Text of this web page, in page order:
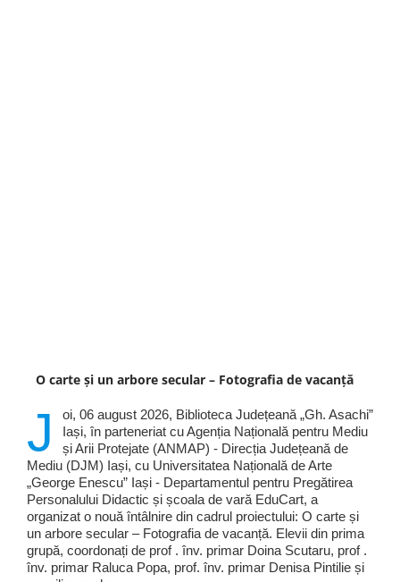
O carte și un arbore secular – Fotografia de vacanță
J
oi, 06 august 2026, Biblioteca Județeană „Gh. Asachi”
Iași, în parteneriat cu Agenția Națională pentru Mediu
și Arii Protejate (ANMAP) - Direcția Județeană de
Mediu (DJM) Iași, cu Universitatea Națională de Arte
„George Enescu” Iași - Departamentul pentru Pregătirea
Personalului Didactic și școala de vară EduCart, a
organizat o nouă întâlnire din cadrul proiectului: O carte și
un arbore secular – Fotografia de vacanță. Elevii din prima
grupă, coordonați de prof . înv. primar Doina Scutaru, prof .
înv. primar Raluca Popa, prof. înv. primar Denisa Pintilie și